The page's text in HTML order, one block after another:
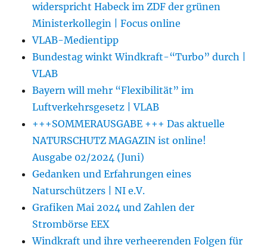
widerspricht Habeck im ZDF der grünen
Ministerkollegin | Focus online
VLAB-Medientipp
Bundestag winkt Windkraft-“Turbo” durch |
VLAB
Bayern will mehr “Flexibilität” im
Luftverkehrsgesetz | VLAB
+++SOMMERAUSGABE +++ Das aktuelle
NATURSCHUTZ MAGAZIN ist online!
Ausgabe 02/2024 (Juni)
Gedanken und Erfahrungen eines
Naturschützers | NI e.V.
Grafiken Mai 2024 und Zahlen der
Strombörse EEX
Windkraft und ihre verheerenden Folgen für